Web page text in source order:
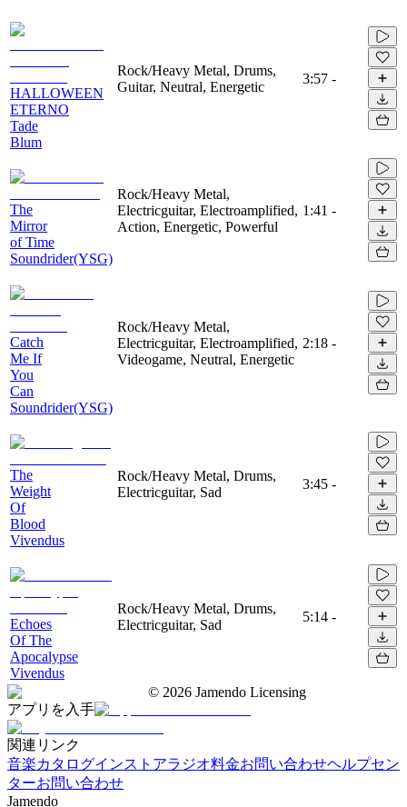
HALLOWEEN
ETERNO
Tade
Blum
Rock/Heavy Metal, Drums,
Guitar, Neutral, Energetic
3:57 -
The
Mirror
of Time
Soundrider(YSG)
Rock/Heavy Metal,
Electricguitar, Electroamplified,
Action, Energetic, Powerful
1:41 -
Catch
Me If
You
Can
Soundrider(YSG)
Rock/Heavy Metal,
Electricguitar, Electroamplified,
Videogame, Neutral, Energetic
2:18 -
The
Weight
Of
Blood
Vivendus
Rock/Heavy Metal, Drums,
Electricguitar, Sad
3:45 -
Echoes
Of The
Apocalypse
Vivendus
Rock/Heavy Metal, Drums,
Electricguitar, Sad
5:14 -
© 2026 Jamendo Licensing
アプリを入手
関連リンク
音楽カタログインストアラジオ料金お問い合わせヘルプセン
ターお問い合わせ
Jamendo